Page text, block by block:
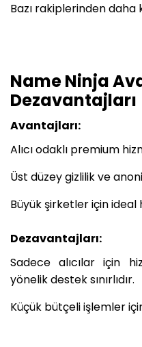
Bazı rakiplerinden
Name Ninja
Dezavantajları
Avantajları:
Alıcı odaklı premium
Üst düzey gizlilik ve
Büyük şirketler için ideal
Dezavantajları:
Sadece alıcılar için
yönelik destek sınırlıdır.
Küçük bütçeli işlemler